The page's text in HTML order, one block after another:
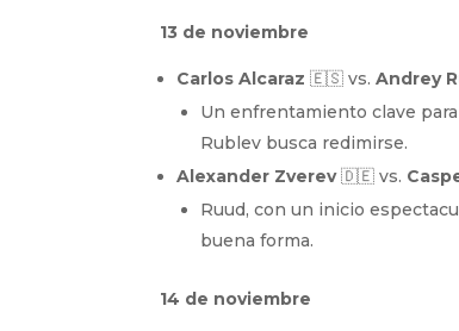
13 de noviembre
Carlos Alcaraz 🇪🇸 vs.Andrey
Un enfrentamiento clave
Rublev busca redimirse.
Alexander Zverev🇩🇪 vs.
Ruud, con un inicio
buena forma.
14 de noviembre